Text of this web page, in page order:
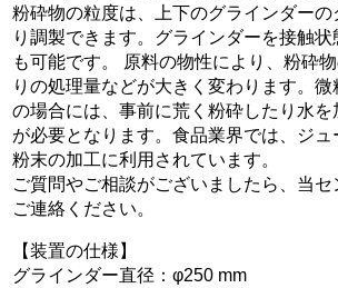
粉砕物の粒度は、上下のグラインダーの
り調製できます。グラインダーを接触状
も可能です。 原料の物性により、粉砕
りの処理量などが大きく変わります。
の場合には、事前に荒く粉砕したり水
が必要となります。食品業界では、ジュ
粉末の加工に利用されています。
ご質問やご相談がございましたら、当セ
ご連絡ください。
【装置の仕様】
グラインダー直径：φ250 mm